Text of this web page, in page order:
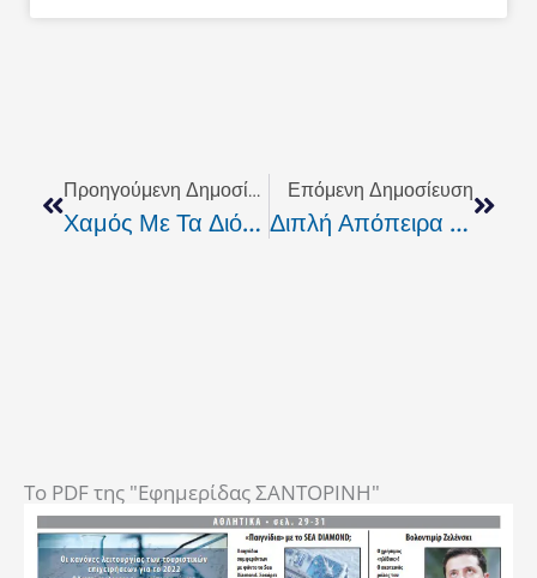
Προηγούμενη Δημοσίευση
Χαμός Με Τα Διόδια. Εκρηκτικό & Επανάστατικό Το Κλίμα Την Στιγμή Που Η Διαπλοκή Καλά Κρατεί
Επόμενη Δημοσίευση
Διπλή Απόπειρα Αυτοκτονίας Στον Μυλοποτάμο
To PDF της "Εφημερίδας ΣΑΝΤΟΡΙΝΗ"